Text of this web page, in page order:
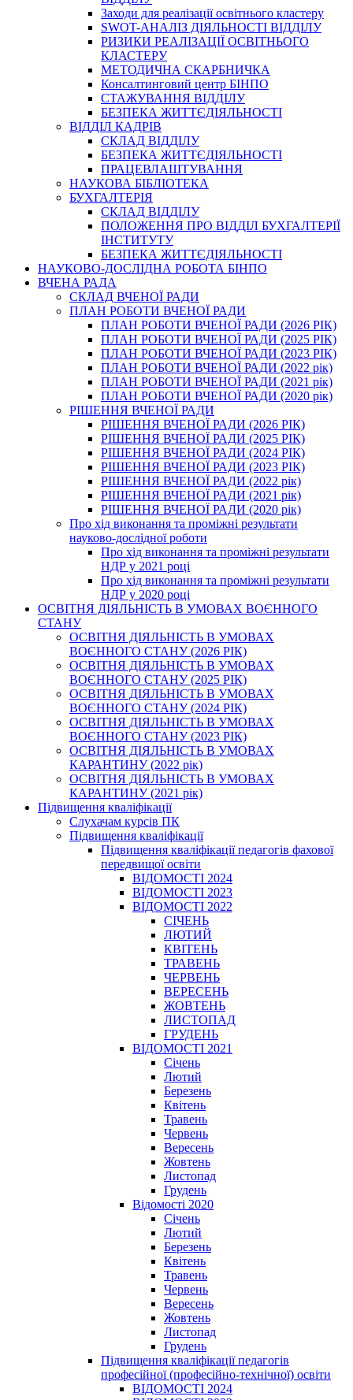
Заходи для реалізації освітнього кластеру
SWOT-АНАЛІЗ ДІЯЛЬНОСТІ ВІДДІЛУ
РИЗИКИ РЕАЛІЗАЦІЇ ОСВІТНЬОГО
КЛАСТЕРУ
МЕТОДИЧНА СКАРБНИЧКА
Консалтинговий центр БІНПО
СТАЖУВАННЯ ВІДДІЛУ
БЕЗПЕКА ЖИТТЄДІЯЛЬНОСТІ
ВІДДІЛ КАДРІВ
СКЛАД ВІДДІЛУ
БЕЗПЕКА ЖИТТЄДІЯЛЬНОСТІ
ПРАЦЕВЛАШТУВАННЯ
НАУКОВА БІБЛІОТЕКА
БУХГАЛТЕРІЯ
СКЛАД ВІДДІЛУ
ПОЛОЖЕННЯ ПРО ВІДДІЛ БУХГАЛТЕРІЇ
ІНСТИТУТУ
БЕЗПЕКА ЖИТТЄДІЯЛЬНОСТІ
НАУКОВО-ДОСЛІДНА РОБОТА БІНПО
ВЧЕНА РАДА
СКЛАД ВЧЕНОЇ РАДИ
ПЛАН РОБОТИ ВЧЕНОЇ РАДИ
ПЛАН РОБОТИ ВЧЕНОЇ РАДИ (2026 РІК)
ПЛАН РОБОТИ ВЧЕНОЇ РАДИ (2025 РІК)
ПЛАН РОБОТИ ВЧЕНОЇ РАДИ (2023 РІК)
ПЛАН РОБОТИ ВЧЕНОЇ РАДИ (2022 рік)
ПЛАН РОБОТИ ВЧЕНОЇ РАДИ (2021 рік)
ПЛАН РОБОТИ ВЧЕНОЇ РАДИ (2020 рік)
РІШЕННЯ ВЧЕНОЇ РАДИ
РІШЕННЯ ВЧЕНОЇ РАДИ (2026 РІК)
РІШЕННЯ ВЧЕНОЇ РАДИ (2025 РІК)
РІШЕННЯ ВЧЕНОЇ РАДИ (2024 РІК)
РІШЕННЯ ВЧЕНОЇ РАДИ (2023 РІК)
РІШЕННЯ ВЧЕНОЇ РАДИ (2022 рік)
РІШЕННЯ ВЧЕНОЇ РАДИ (2021 рік)
РІШЕННЯ ВЧЕНОЇ РАДИ (2020 рік)
Про хід виконання та проміжні результати
науково-дослідної роботи
Про хід виконання та проміжні результати
НДР у 2021 році
Про хід виконання та проміжні результати
НДР у 2020 році
ОСВІТНЯ ДІЯЛЬНІСТЬ В УМОВАХ ВОЄННОГО
СТАНУ
ОСВІТНЯ ДІЯЛЬНІСТЬ В УМОВАХ
ВОЄННОГО СТАНУ (2026 РІК)
ОСВІТНЯ ДІЯЛЬНІСТЬ В УМОВАХ
ВОЄННОГО СТАНУ (2025 РІК)
ОСВІТНЯ ДІЯЛЬНІСТЬ В УМОВАХ
ВОЄННОГО СТАНУ (2024 РІК)
ОСВІТНЯ ДІЯЛЬНІСТЬ В УМОВАХ
ВОЄННОГО СТАНУ (2023 РІК)
ОСВІТНЯ ДІЯЛЬНІСТЬ В УМОВАХ
КАРАНТИНУ (2022 рік)
ОСВІТНЯ ДІЯЛЬНІСТЬ В УМОВАХ
КАРАНТИНУ (2021 рік)
Підвищення кваліфікації
Слухачам курсів ПК
Підвищення кваліфікації
Підвищення кваліфікації педагогів фахової
передвищої освіти
ВІДОМОСТІ 2024
ВІДОМОСТІ 2023
ВІДОМОСТІ 2022
СІЧЕНЬ
ЛЮТИЙ
КВІТЕНЬ
ТРАВЕНЬ
ЧЕРВЕНЬ
ВЕРЕСЕНЬ
ЖОВТЕНЬ
ЛИСТОПАД
ГРУДЕНЬ
ВІДОМОСТІ 2021
Січень
Лютий
Березень
Квітень
Травень
Червень
Вересень
Жовтень
Листопад
Грудень
Відомості 2020
Січень
Лютий
Березень
Квітень
Травень
Червень
Вересень
Жовтень
Листопад
Грудень
Підвищення кваліфікації педагогів
професійної (професійно-технічної) освіти
ВІДОМОСТІ 2024